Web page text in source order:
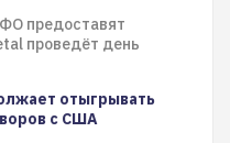
предоставят
проведёт день
отыгрывать
с США